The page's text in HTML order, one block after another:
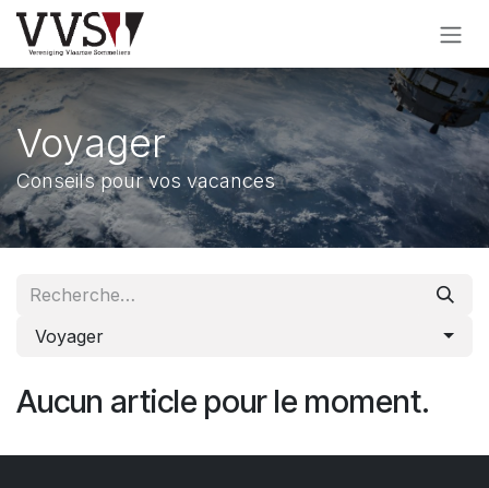
Se rendre au contenu
Voyager
Conseils pour vos vacances
Voyager
Aucun article pour le moment.